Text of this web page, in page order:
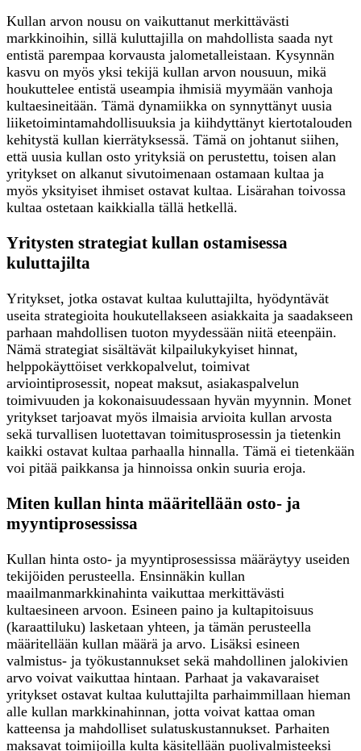
Kullan arvon nousu on vaikuttanut merkittävästi
markkinoihin, sillä kuluttajilla on mahdollista saada nyt
entistä parempaa korvausta jalometalleistaan. Kysynnän
kasvu on myös yksi tekijä kullan arvon nousuun, mikä
houkuttelee entistä useampia ihmisiä myymään vanhoja
kultaesineitään. Tämä dynamiikka on synnyttänyt uusia
liiketoimintamahdollisuuksia ja kiihdyttänyt kiertotalouden
kehitystä kullan kierrätyksessä. Tämä on johtanut siihen,
että uusia kullan osto yrityksiä on perustettu, toisen alan
yritykset on alkanut sivutoimenaan ostamaan kultaa ja
myös yksityiset ihmiset ostavat kultaa. Lisärahan toivossa
kultaa ostetaan kaikkialla tällä hetkellä.
Yritysten strategiat kullan ostamisessa
kuluttajilta
Yritykset, jotka ostavat kultaa kuluttajilta, hyödyntävät
useita strategioita houkutellakseen asiakkaita ja saadakseen
parhaan mahdollisen tuoton myydessään niitä eteenpäin.
Nämä strategiat sisältävät kilpailukykyiset hinnat,
helppokäyttöiset verkkopalvelut, toimivat
arviointiprosessit, nopeat maksut, asiakaspalvelun
toimivuuden ja kokonaisuudessaan hyvän myynnin. Monet
yritykset tarjoavat myös ilmaisia arvioita kullan arvosta
sekä turvallisen luotettavan toimitusprosessin ja tietenkin
kaikki ostavat kultaa parhaalla hinnalla. Tämä ei tietenkään
voi pitää paikkansa ja hinnoissa onkin suuria eroja.
Miten kullan hinta määritellään osto- ja
myyntiprosessissa
Kullan hinta osto- ja myyntiprosessissa määräytyy useiden
tekijöiden perusteella. Ensinnäkin kullan
maailmanmarkkinahinta vaikuttaa merkittävästi
kultaesineen arvoon. Esineen paino ja kultapitoisuus
(karaattiluku) lasketaan yhteen, ja tämän perusteella
määritellään kullan määrä ja arvo. Lisäksi esineen
valmistus- ja työkustannukset sekä mahdollinen jalokivien
arvo voivat vaikuttaa hintaan. Parhaat ja vakavaraiset
yritykset ostavat kultaa kuluttajilta parhaimmillaan hieman
alle kullan markkinahinnan, jotta voivat kattaa oman
katteensa ja mahdolliset sulatuskustannukset. Parhaiten
maksavat toimijoilla kulta käsitellään puolivalmisteeksi